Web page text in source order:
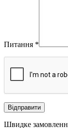
Питання *
Швидке